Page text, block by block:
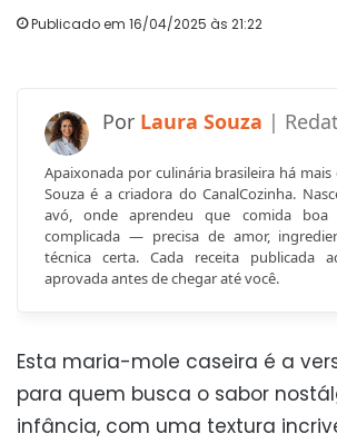
Publicado em 16/04/2025 às 21:22
Laura Souza
Apaixonada por culinária brasileira há mais
Souza é a criadora do CanalCozinha.
avó, onde aprendeu que comida boa
complicada — precisa de amor,
técnica certa. Cada receita publicada
aprovada antes de chegar até você.
Esta maria-mole caseira é a
para quem busca o sabor
infância, com uma textura